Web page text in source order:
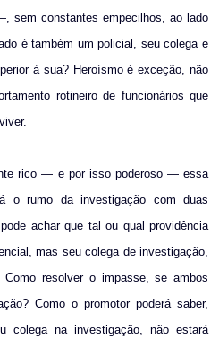
sem constantes empecilhos, ao lado
é também um policial, seu colega e
à sua? Heroísmo é exceção, não
rotineiro de funcionários que
rico — e por isso poderoso — essa
o rumo da investigação com duas
achar que tal ou qual providência
mas seu colega de investigação,
resolver o impasse, se ambos
Como o promotor poderá saber,
colega na investigação, não estará